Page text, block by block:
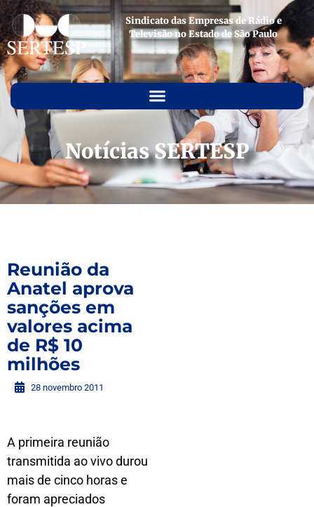
Sindicato das Empresas de Rádio e
Televisão no Estado de São Paulo
Notícias SERTESP
Reunião da
Anatel aprova
sanções em
valores acima
de R$ 10
milhões
28 novembro 2011
A primeira reunião
transmitida ao vivo durou
mais de cinco horas e
foram apreciados